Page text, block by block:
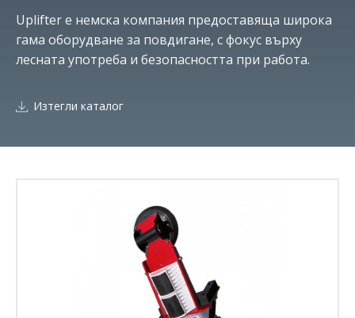
Uplifter е немска компания предоставяща широка
гама оборудване за повдигане, с фокус върху
лесната употреба и безопасността при работа.
Изтегли каталог